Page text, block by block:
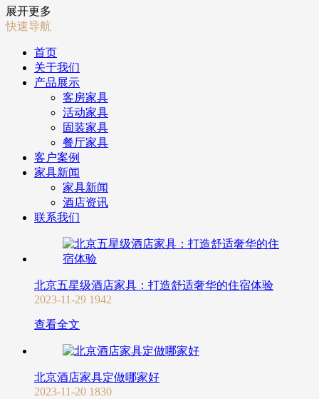
展开更多
快速导航
首页
关于我们
产品展示
客房家具
活动家具
固装家具
餐厅家具
客户案例
家具新闻
家具新闻
酒店资讯
联系我们
北京五星级酒店家具：打造舒适奢华的住宿体验
2023-11-29 1942
查看全文
北京酒店家具定做哪家好
2023-11-20 1830